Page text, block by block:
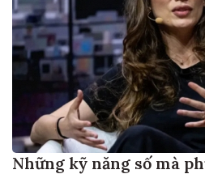
Những kỹ năng số mà